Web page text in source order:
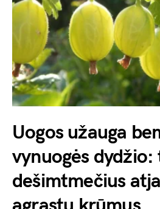
Uogos užauga
vynuogės
dešimtmečius